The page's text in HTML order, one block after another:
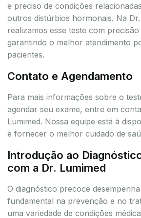
e preciso de condições
outros distúrbios hormonais. Na
realizamos esse teste com
garantindo o melhor atendimento
pacientes.
Contato e Agendamento
Para mais informações sobre o
agendar seu exame, entre em
Lumimed. Nossa equipe está à
e fornecer o melhor cuidado de
Introdução ao
com a Dr. Lumimed
O diagnóstico precoce
fundamental na prevenção e no
uma variedade de condições